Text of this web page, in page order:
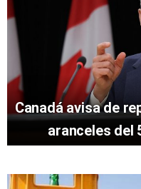
Canadá avisa de
aranceles del